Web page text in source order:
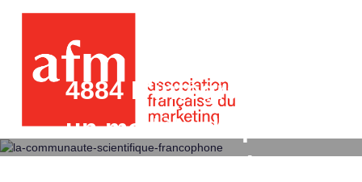
4884 L'intégration de
un modèle de
proposition